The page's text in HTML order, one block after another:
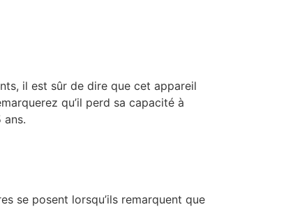
il est sûr de dire que cet appareil
qu’il perd sa capacité à
ans.
se posent lorsqu’ils remarquent que